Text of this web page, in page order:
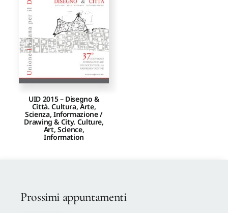
Proposte di pubblicazione
Gangemi Editore
UID 2015 – Disegno &
Città. Cultura, Arte,
Scienza, Informazione /
Drawing & City. Culture,
Art, Science,
Information
Prossimi appuntamenti